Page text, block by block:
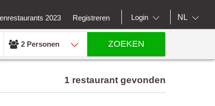
2023 Registreren Login NL
2 Personen ZOEKEN
1 restaurant gevonden